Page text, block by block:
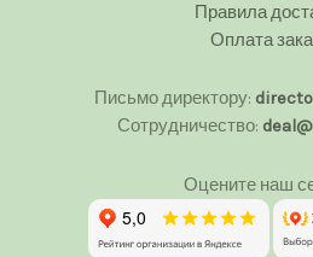
Правила
Оплата
Письмо директору:
Сотрудничество:
Оцените наш